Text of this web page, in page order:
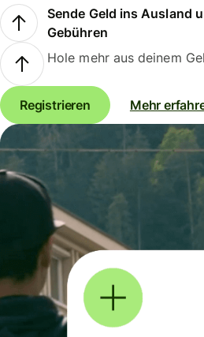
Sende Geld ins Ausland
Gebühren
Hole mehr aus deinem
Registrieren Mehr